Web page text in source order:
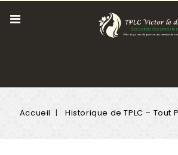
Accueil Historique de TPLC – Tout